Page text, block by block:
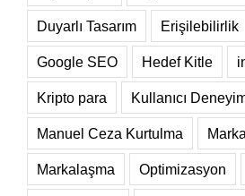
Duyarlı Tasarım Erişilebilirlik
Google SEO Hedef Kitle
Kripto para Kullanıcı
Manuel Ceza Kurtulma
Markalaşma Optimizasyon